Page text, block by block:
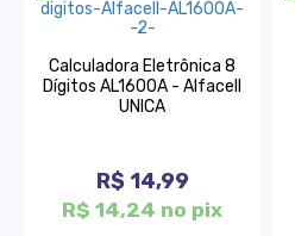
Calculadora Eletrônica 8
Dígitos AL1600A - Alfacell
UNICA
R$ 14,99
R$ 14,24 no pix